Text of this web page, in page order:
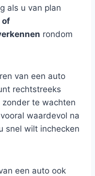
als u van plan
of
rondom
van een auto
rechtstreeks
te wachten
waardevol na
snel wilt inchecken
een auto ook